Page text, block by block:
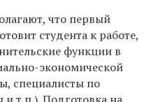
что первый
студента к работе,
функции в
экономической
специалисты по
т.п.). Подготовка на